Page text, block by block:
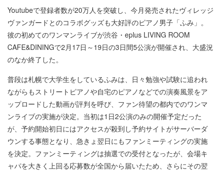
Youtubeで登録者数が20万人を突破し、今月発売されたヴィレッジ
ヴァンガードとのコラボグッズも大好評のピアノ男子「ふみ」。
彼の初めてのワンマンライブが渋谷・eplus LIVING ROOM
CAFE&DININGで2月17日～19日の3日間5公演が開催され、大盛況
のなか終了した。
普段は札幌で大学生をしているふみは、日々勉強や試験に追われ
ながらもストリートピアノや自宅のピアノなどでの演奏風景をア
ップロードした動画が評判を呼び、ファン待望の都内でのワンマ
ンライブの実施が決定。当初は1日2公演のみの開催予定だった
が、予約開始初日にはアクセスが殺到し予約サイトがサーバーダ
ウンする事態となり、急きょ翌日にもファンミーティングの実施
を決定。ファンミーティングは抽選での受付となったが、会場キ
ャパを大きく上回る応募数が全国から届いたため、さらにその翌